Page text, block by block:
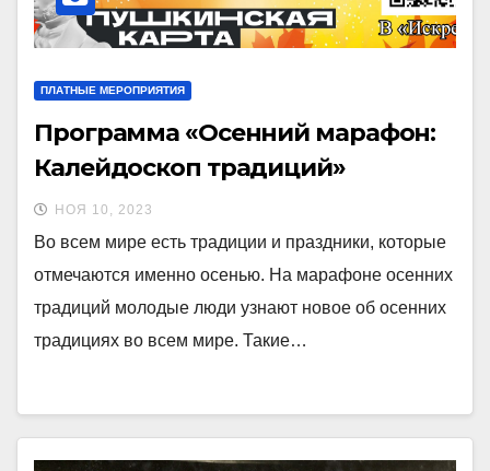
ПЛАТНЫЕ МЕРОПРИЯТИЯ
Программа «Осенний марафон:
Калейдоскоп традиций»
НОЯ 10, 2023
Во всем мире есть традиции и праздники, которые
отмечаются именно осенью. На марафоне осенних
традиций молодые люди узнают новое об осенних
традициях во всем мире. Такие…